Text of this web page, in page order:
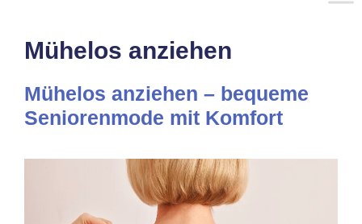
Mühelos anziehen
Mühelos anziehen – bequeme
Seniorenmode mit Komfort